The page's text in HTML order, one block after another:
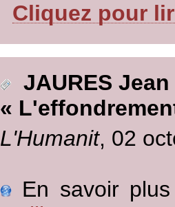
Cliquez pour
JAURES Jean
«
L'Humanit, 02
En savoir